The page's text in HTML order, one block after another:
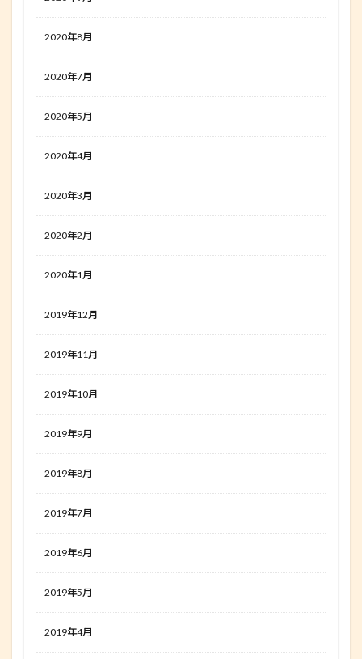
2020年8月
2020年7月
2020年5月
2020年4月
2020年3月
2020年2月
2020年1月
2019年12月
2019年11月
2019年10月
2019年9月
2019年8月
2019年7月
2019年6月
2019年5月
2019年4月